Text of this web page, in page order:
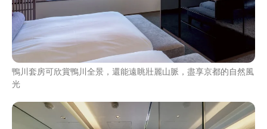
鴨川套房可欣賞鴨川全景，還能遠眺壯麗山脈，盡享京都的自然風
光